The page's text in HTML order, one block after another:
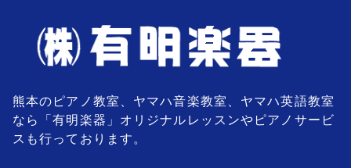
熊本のピアノ教室、ヤマハ音楽教室、ヤマハ英語教室
なら「有明楽器」オリジナルレッスンやピアノサービ
スも行っております。